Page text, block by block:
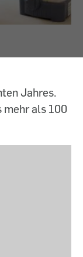
Jahres.
mehr als 100